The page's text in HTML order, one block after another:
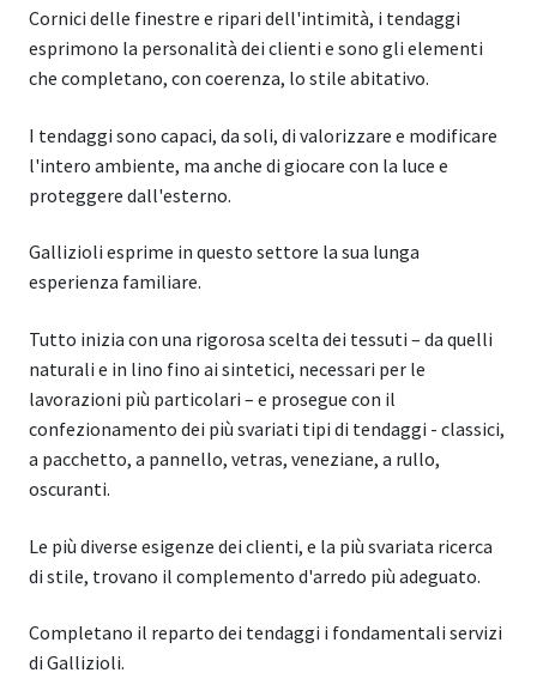
Cornici delle finestre e ripari dell'intimità, i tendaggi
esprimono la personalità dei clienti e sono gli elementi
che completano, con coerenza, lo stile abitativo.
I tendaggi sono capaci, da soli, di valorizzare e modificare
l'intero ambiente, ma anche di giocare con la luce e
proteggere dall'esterno.
Gallizioli esprime in questo settore la sua lunga
esperienza familiare.
Tutto inizia con una rigorosa scelta dei tessuti – da quelli
naturali e in lino fino ai sintetici, necessari per le
lavorazioni più particolari – e prosegue con il
confezionamento dei più svariati tipi di tendaggi - classici,
a pacchetto, a pannello, vetras, veneziane, a rullo,
oscuranti.
Le più diverse esigenze dei clienti, e la più svariata ricerca
di stile, trovano il complemento d'arredo più adeguato.
Completano il reparto dei tendaggi i fondamentali servizi
di Gallizioli.